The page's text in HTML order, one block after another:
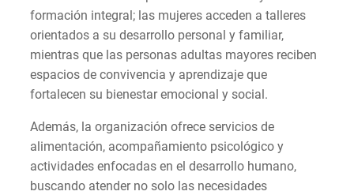
formación integral; las mujeres acceden a talleres
orientados a su desarrollo personal y familiar,
mientras que las personas adultas mayores reciben
espacios de convivencia y aprendizaje que
fortalecen su bienestar emocional y social.
Además, la organización ofrece servicios de
alimentación, acompañamiento psicológico y
actividades enfocadas en el desarrollo humano,
buscando atender no solo las necesidades